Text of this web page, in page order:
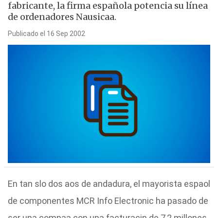
fabricante, la firma española potencia su línea
de ordenadores Nausicaa.
Publicado el 16 Sep 2002
En tan slo dos aos de andadura, el mayorista espaol
de componentes MCR Info Electronic ha pasado de